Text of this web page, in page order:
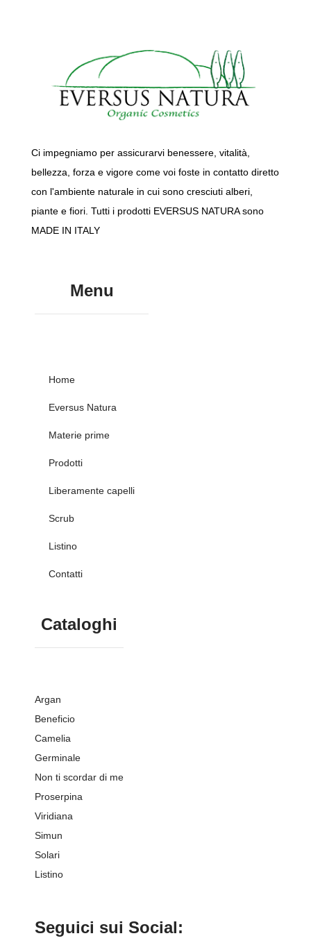
Ci impegniamo per assicurarvi benessere, vitalità,
bellezza, forza e vigore come voi foste in contatto diretto
con l'ambiente naturale in cui sono cresciuti alberi,
piante e fiori. Tutti i prodotti EVERSUS NATURA sono
MADE IN ITALY
Menu
Home
Eversus Natura
Materie prime
Prodotti
Liberamente capelli
Scrub
Listino
Contatti
Cataloghi
Argan
Beneficio
Camelia
Germinale
Non ti scordar di me
Proserpina
Viridiana
Simun
Solari
Listino
Seguici sui Social: